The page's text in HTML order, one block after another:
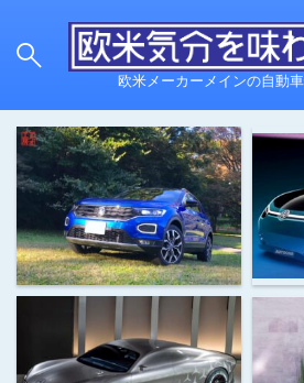
欧米メーカーメインの自動